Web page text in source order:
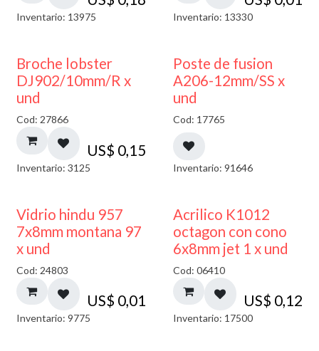
Inventario: 13975 Inventario: 13330
Broche lobster
DJ902/10mm/R x
und
Cod: 27866
US$ 0,15
Inventario: 3125
Poste de fusion
A206-12mm/SS x
und
Cod: 17765
Inventario: 91646
40% DESCUENTO
Vidrio hindu 957
7x8mm montana 97
x und
Cod: 24803
US$ 0,01
Inventario: 9775
Acrilico K1012
octagon con cono
6x8mm jet 1 x und
Cod: 06410
US$ 0,12
Inventario: 17500